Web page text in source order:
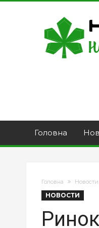
Головна
Головна Новости
НОВОСТИ